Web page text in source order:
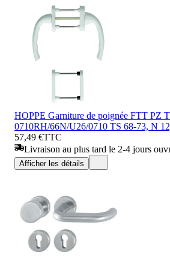
HOPPE Garniture de poignée FTT PZ
0710RH/66N/U26/0710 TS 68-73, N
57,49 €TTC
Livraison au plus tard le 2-4 jours
Afficher les détails